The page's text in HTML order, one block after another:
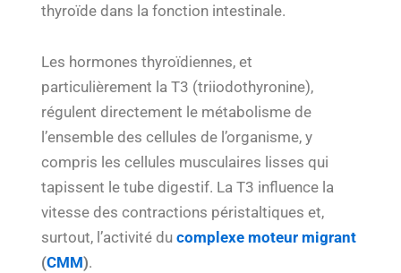
thyroïde dans la fonction intestinale.
Les hormones thyroïdiennes, et
particulièrement la T3 (triiodothyronine),
régulent directement le métabolisme de
l’ensemble des cellules de l’organisme, y
compris les cellules musculaires lisses qui
tapissent le tube digestif. La T3 influence la
vitesse des contractions péristaltiques et,
surtout, l’activité ducomplexe moteur migrant
(CMM).